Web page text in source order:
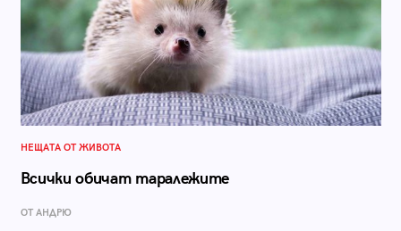
НЕЩАТА ОТ ЖИВОТА
Всички обичат таралежите
ОТ АНДРЮ